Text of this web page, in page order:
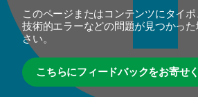
このページまたはコンテンツにタイポ
技術的エラーなどの問題が見つかっ
さい。
こちらにフィードバックをお寄せ